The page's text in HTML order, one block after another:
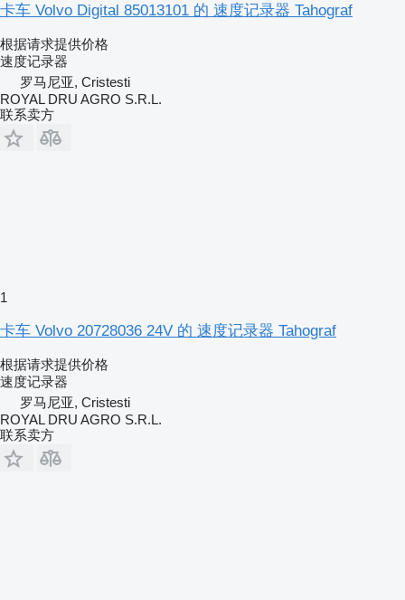
卡车 Volvo Digital 85013101 的 速度记录器 Tahograf
根据请求提供价格
速度记录器
罗马尼亚, Cristesti
ROYAL DRU AGRO S.R.L.
联系卖方
1
卡车 Volvo 20728036 24V 的 速度记录器 Tahograf
根据请求提供价格
速度记录器
罗马尼亚, Cristesti
ROYAL DRU AGRO S.R.L.
联系卖方